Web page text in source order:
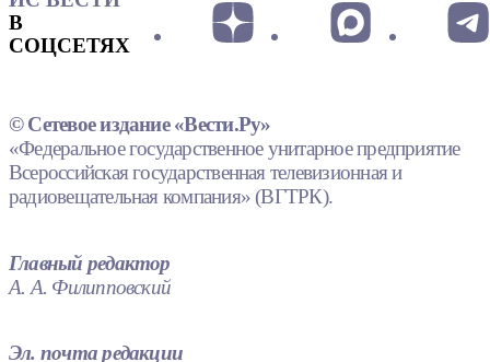
В
СОЦСЕТЯХ
© Сетевое издание «Вести.Ру»
«Федеральное государственное унитарное предприятие
Всероссийская государственная телевизионная и
радиовещательная компания» (ВГТРК).
Главный редактор
А. А. Филипповский
Эл. почта редакции